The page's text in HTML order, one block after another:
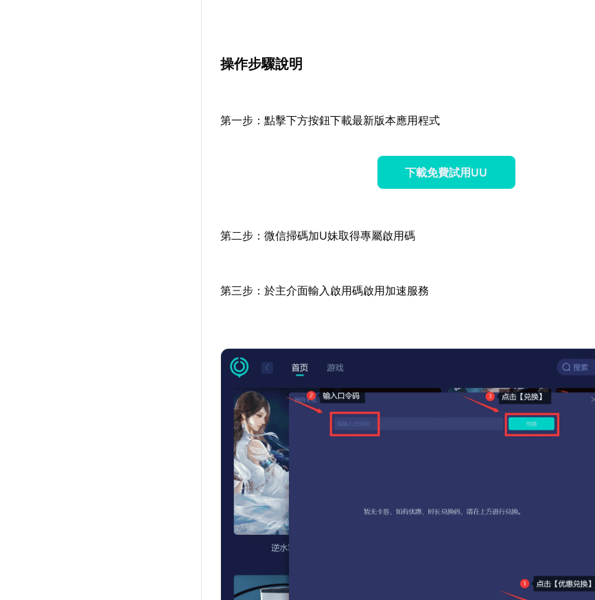
操作步驟說明
第一步：點擊下方按鈕下載最新版本應用程式
下載免費試用UU
第二步：微信掃碼加U妹取得專屬啟用碼
第三步：於主介面輸入啟用碼啟用加速服務